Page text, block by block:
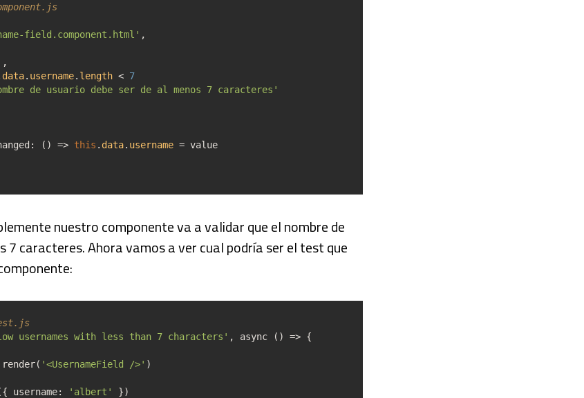
field.component.html' ,
,
data. username. length < 7
de usuario debe ser de al menos 7 caracteres'
: ( ) => this . data. username = value
nuestro componente va a validar que el nombre de
7 caracteres. Ahora vamos a ver cual podría ser el test que
usernames with less than 7 characters' , async ( ) => {
render( '<UsernameField />' )
{ username: 'albert' })